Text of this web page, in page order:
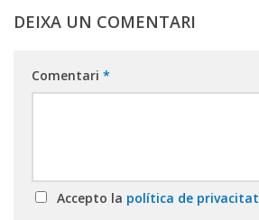
DEIXA UN COMENTARI
Comentari *
Accepto la política de privacitat